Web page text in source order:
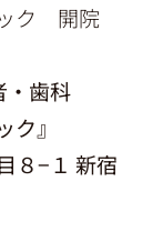
ク 開院
・歯科
ク』
８−１ 新宿